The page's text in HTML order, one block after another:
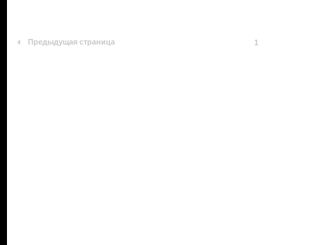
Предыдущая страница 1